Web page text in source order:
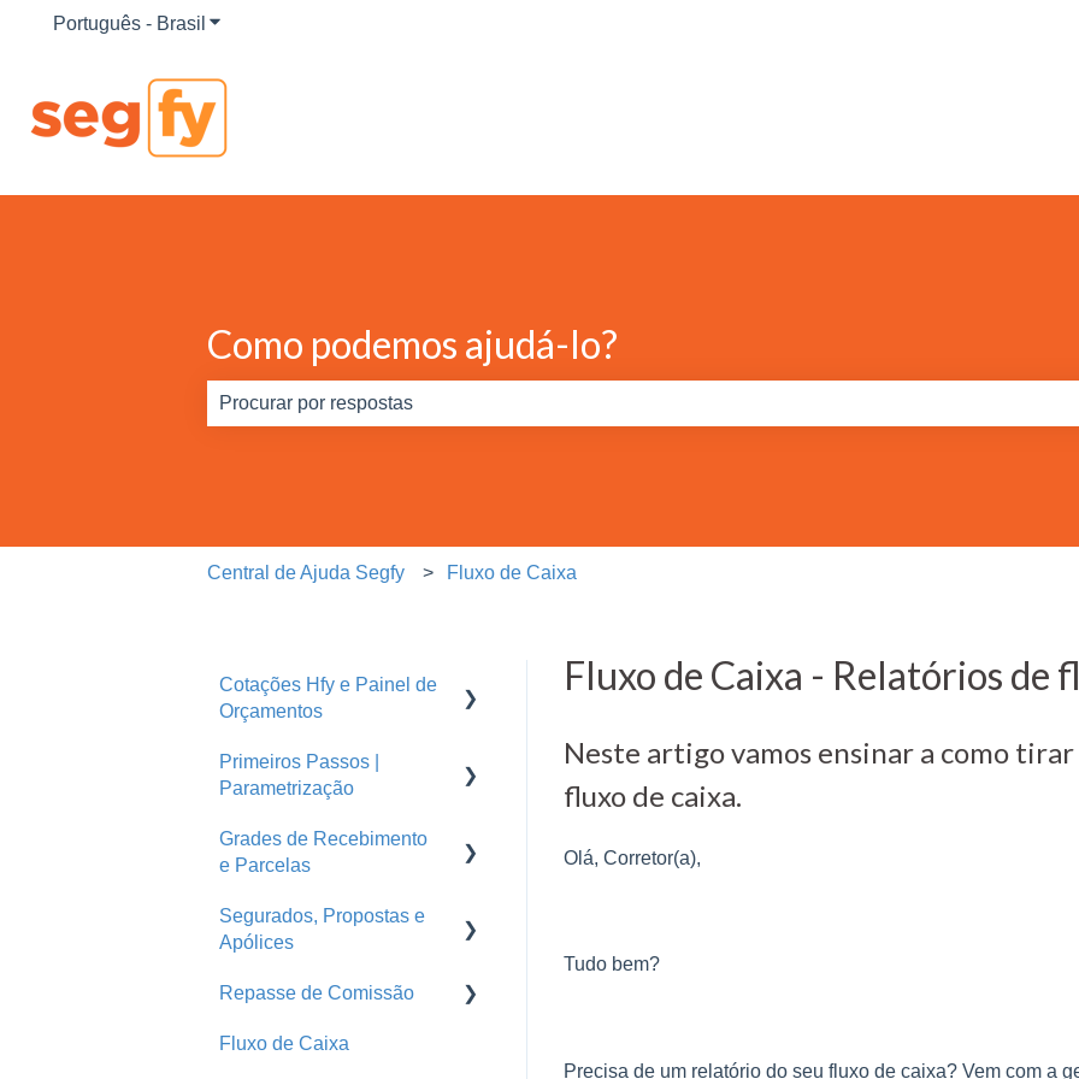
Português - Brasil Mostrar submenu para traduções
Como podemos ajudá-lo?
Central de Ajuda Segfy Fluxo de Caixa
Fluxo de Caixa - Relatórios de
Neste artigo vamos ensinar a como
fluxo de caixa.
Olá, Corretor(a),
Tudo bem?
Precisa de um relatório do seu fluxo de caixa? Vem com a
Cotações Hfy e Painel de
Orçamentos
Orçamentos
Logins Seguradoras
Primeiros Passos |
Parametrização
Usuários
Ramos
Seguradoras
Treinamentos
Grades de Recebimento
e Parcelas
Parcelas
Segurados, Propostas e
Apólices
Endossos
Propostas e Apólices
Repasse de Comissão
Grade de Pagamento -
Fluxo de Caixa